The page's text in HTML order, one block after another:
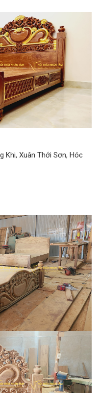
Khi, Xuân Thới Sơn, Hóc